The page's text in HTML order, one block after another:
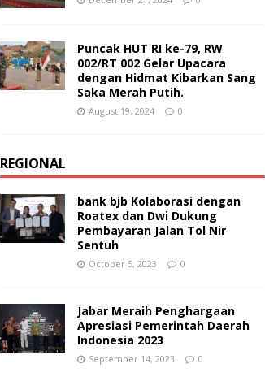
Puncak HUT RI ke-79, RW
002/RT 002 Gelar Upacara
dengan Hidmat Kibarkan Sang
Saka Merah Putih.
August 19, 2024 0
REGIONAL
bank bjb Kolaborasi dengan
Roatex dan Dwi Dukung
Pembayaran Jalan Tol Nir
Sentuh
October 5, 2023 0
Jabar Meraih Penghargaan
Apresiasi Pemerintah Daerah
Indonesia 2023
September 14, 2023 0